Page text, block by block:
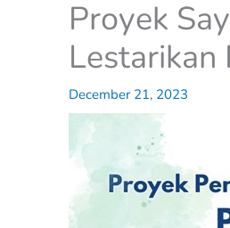
Proyek
Lestarikan
December 21, 2023